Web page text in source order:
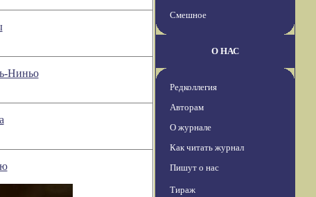
Ниньо
Смешное
О НАС
Редколлегия
Авторам
О журнале
Как читать журнал
Пишут о нас
Тираж